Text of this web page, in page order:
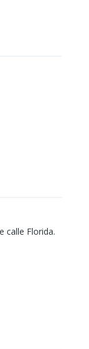
calle Florida.